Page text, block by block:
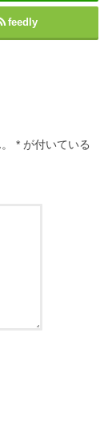
feedly
* が付いている